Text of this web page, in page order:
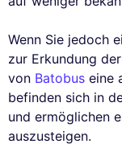
Wenn Sie jedoch
zur Erkundung
von Batobus eine
befinden sich in
und ermöglichen
auszusteigen.